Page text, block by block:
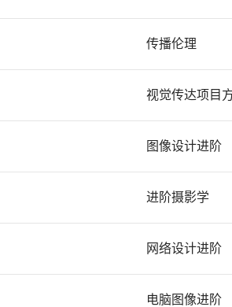
传播伦理
视觉传达项目
图像设计进阶
进阶摄影学
网络设计进阶
电脑图像进阶